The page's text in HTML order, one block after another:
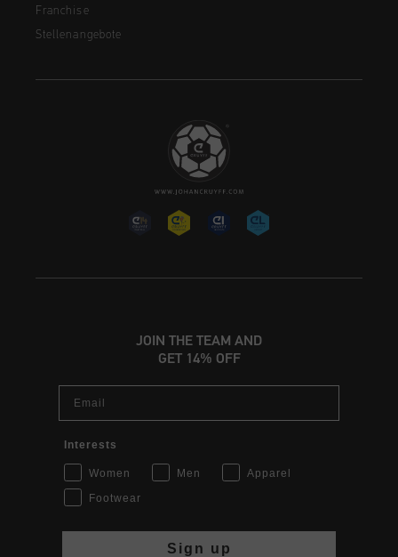
Franchise
Stellenangebote
JOIN THE TEAM AND
GET 14% OFF
Interests
Women Men
Apparel
Footwear
Sign up